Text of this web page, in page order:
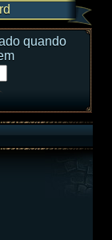
quando